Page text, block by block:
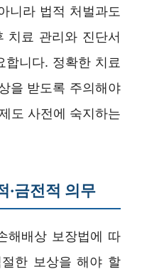
니라 법적 처벌과도
치료 관리와 진단서
니다. 정확한 치료
을 받도록 주의해야
도 사전에 숙지하는
·금전적 의무
해배상 보장법에 따
한 보상을 해야 할